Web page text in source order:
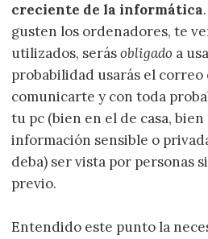
creciente de la informática
gusten los ordenadores, te
utilizados, serásobligado a
probabilidad usarás el
comunicarte y con toda
tu pc (bien en el de casa,
información sensible o
deba) ser vista por personas
previo.
Entendido este punto la